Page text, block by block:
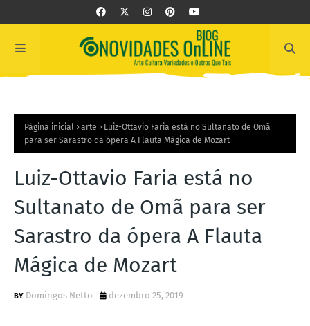
Página inicial arte
Luiz-Ottavio Faria está no Sultanato de Omã
para ser Sarastro da ópera A Flauta Mágica de Mozart
Luiz-Ottavio Faria está no
Sultanato de Omã para ser
Sarastro da ópera A Flauta
Mágica de Mozart
Domingos Netto dezembro 25, 2019